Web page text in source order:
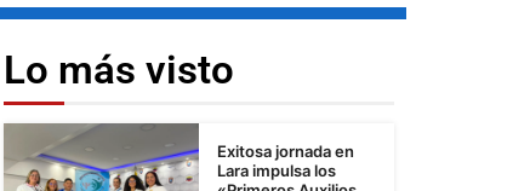
Lo más visto
Exitosa jornada en
Lara impulsa los